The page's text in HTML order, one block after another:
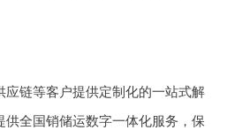
链等客户提供定制化的一站式解
供全国销储运数字一体化服务，保